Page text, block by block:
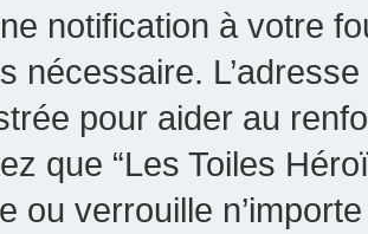
notification à votre
nécessaire.
pour aider au
que “Les Toiles
ou verrouille